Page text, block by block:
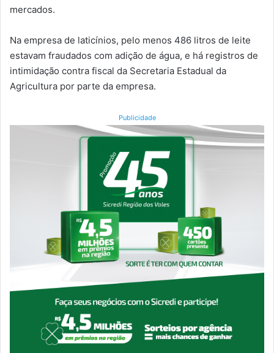
mercados.
Na empresa de laticínios, pelo menos 486 litros de leite
estavam fraudados com adição de água, e há registros de
intimidação contra fiscal da Secretaria Estadual da
Agricultura por parte da empresa.
Publicidade